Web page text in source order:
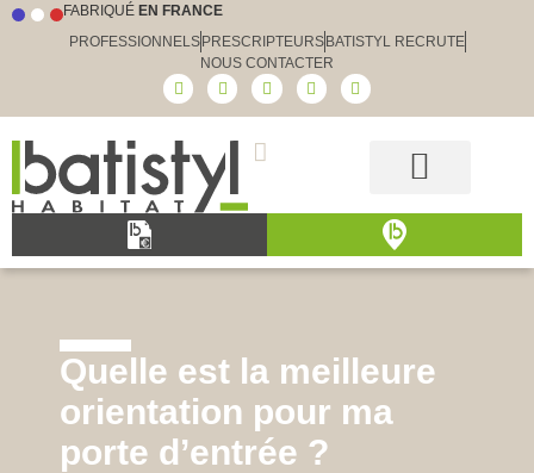
FABRIQUÉ EN FRANCE
PROFESSIONNELS PRESCRIPTEURS BATISTYL RECRUTE
NOUS CONTACTER
Quelle est la meilleure
orientation pour ma
porte d’entrée ?